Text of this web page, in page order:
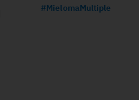
#MielomaMultiple